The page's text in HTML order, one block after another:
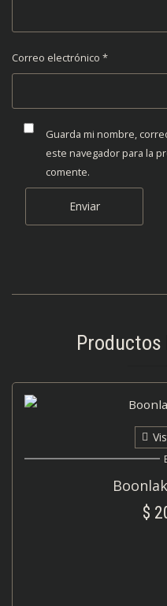
Correo electrónico *
Guarda mi nombre,
este navegador para la
comente.
Productos
$